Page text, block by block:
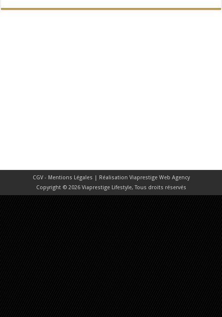
CGV - Mentions Légales | Réalisation Viaprestige Web Agency
Copyright © 2026 Viaprestige Lifestyle, Tous droits réservés